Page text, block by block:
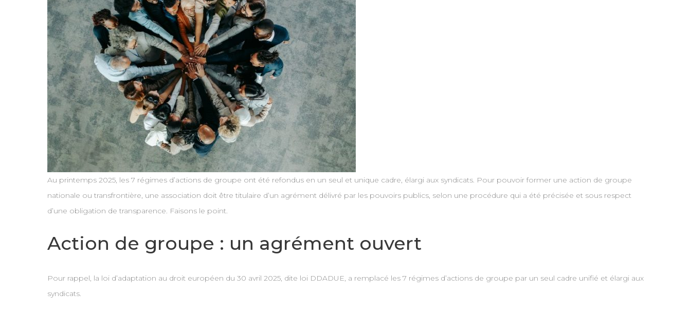
Au printemps 2025, les 7 régimes d’actions de groupe ont été refondus en un seul et unique cadre, élargi aux syndicats. Pour pouvoir former une action de groupe
nationale ou transfrontière, une association doit être titulaire d’un agrément délivré par les pouvoirs publics, selon une procédure qui a été précisée et sous respect
d’une obligation de transparence. Faisons le point.
Action de groupe : un agrément ouvert
Pour rappel, la loi d’adaptation au droit européen du 30 avril 2025, dite loi DDADUE, a remplacé les 7 régimes d’actions de groupe par un seul cadre unifié et élargi aux
syndicats.